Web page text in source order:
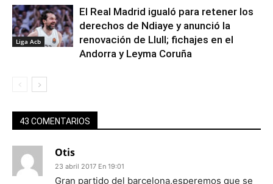
Liga Acb
El Real Madrid igualó para retener los
derechos de Ndiaye y anunció la
renovación de Llull; fichajes en el
Andorra y Leyma Coruña
43 COMENTARIOS
Otis
23 abril 2017 En 19:01
Gran partido del barcelona,esperemos que se